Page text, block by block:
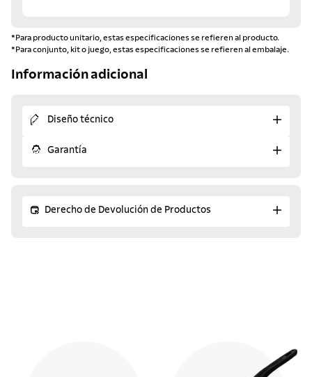
*Para producto unitario, estas especificaciones se refieren al producto.
*Para conjunto, kit o juego, estas especificaciones se refieren al embalaje.
Información adicional
Diseño técnico
Garantía
Derecho de Devolución de Productos